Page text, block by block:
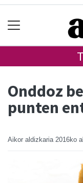
Onddoz
punten
Aikor aldizkaria 2016ko